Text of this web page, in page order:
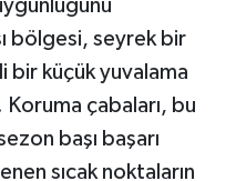
bölgesi, seyrek bir
bir küçük yuvalama
Koruma çabaları, bu
başı başarı
sıcak noktaların